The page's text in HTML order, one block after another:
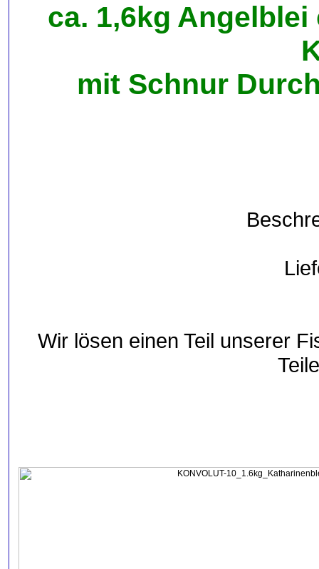
ca. 1,6kg
mit Schnur
Wir lösen einen Teil unserer